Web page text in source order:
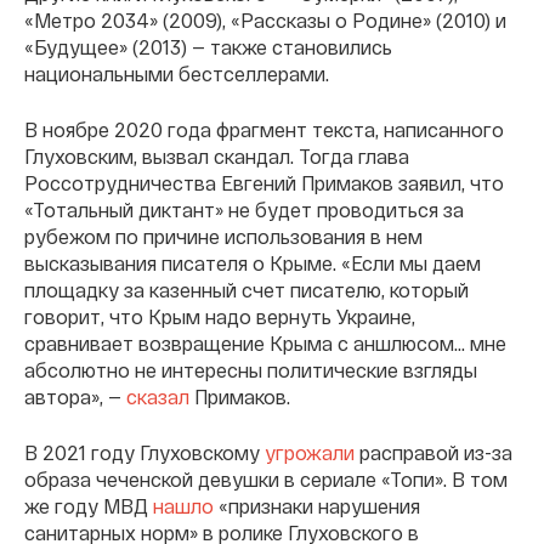
«Метро 2034» (2009), «Рассказы о Родине» (2010) и
«Будущее» (2013) — также становились
национальными бестселлерами.
В ноябре 2020 года фрагмент текста, написанного
Глуховским, вызвал скандал. Тогда глава
Россотрудничества Евгений Примаков заявил, что
«Тотальный диктант» не будет проводиться за
рубежом по причине использования в нем
высказывания писателя о Крыме. «Если мы даем
площадку за казенный счет писателю, который
говорит, что Крым надо вернуть Украине,
сравнивает возвращение Крыма с аншлюсом… мне
абсолютно не интересны политические взгляды
автора», — сказал Примаков.
В 2021 году Глуховскому угрожали расправой из-за
образа чеченской девушки в сериале «Топи». В том
же году МВД нашло «признаки нарушения
санитарных норм» в ролике Глуховского в